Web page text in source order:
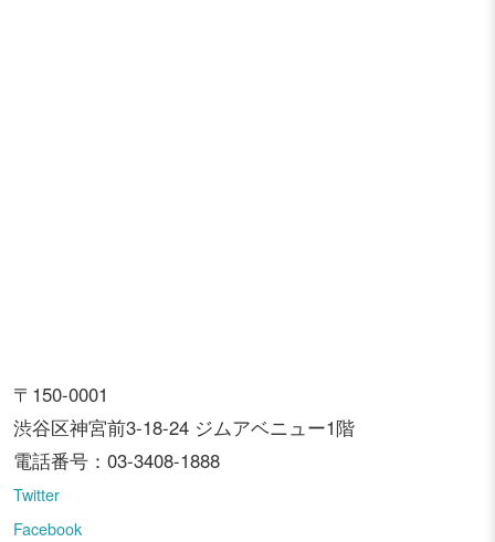
〒150-0001
渋谷区神宮前3-18-24 ジムアベニュー1階
電話番号：03-3408-1888
Twitter
Facebook